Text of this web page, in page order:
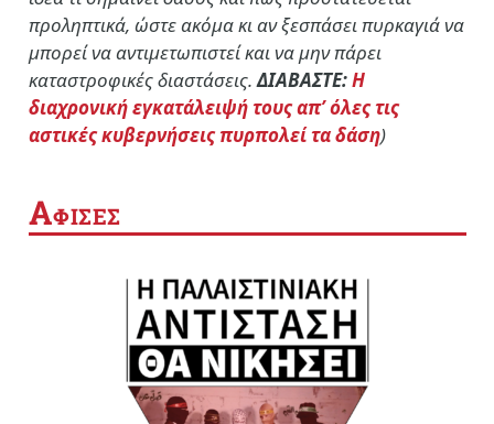
προληπτικά, ώστε ακόμα κι αν ξεσπάσει πυρκαγιά να
μπορεί να αντιμετωπιστεί και να μην πάρει
καταστροφικές διαστάσεις.ΔΙΑΒΑΣΤΕ:Η
διαχρονική εγκατάλειψή τους απ’ όλες τις
αστικές κυβερνήσεις πυρπολεί τα δάση)
ΑΦΙΣΕΣ